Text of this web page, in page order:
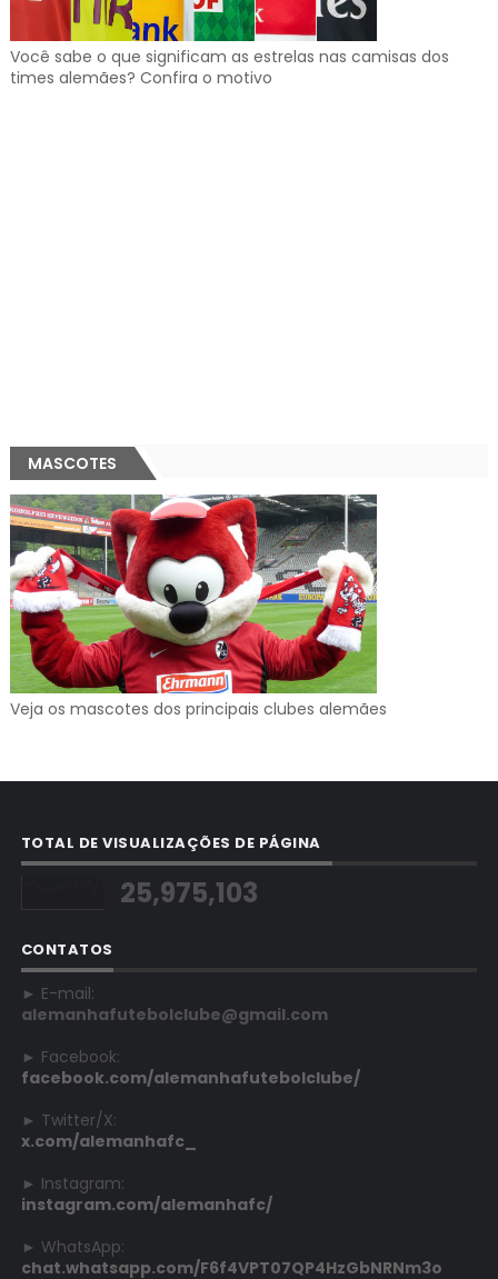
Você sabe o que significam as estrelas nas camisas dos
times alemães? Confira o motivo
MASCOTES
Veja os mascotes dos principais clubes alemães
TOTAL DE VISUALIZAÇÕES DE PÁGINA
25,975,103
CONTATOS
► E-mail:
alemanhafutebolclube@gmail.com
► Facebook:
facebook.com/alemanhafutebolclube/
► Twitter/X:
x.com/alemanhafc_
► Instagram:
instagram.com/alemanhafc/
► WhatsApp:
chat.whatsapp.com/F6f4VPT07QP4HzGbNRNm3o